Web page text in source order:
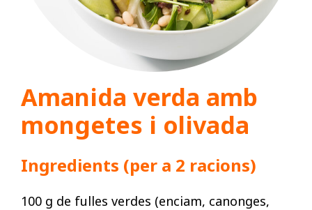
Amanida verda amb
mongetes i olivada
Ingredients (per a 2 racions)
100 g de fulles verdes (enciam, canonges,